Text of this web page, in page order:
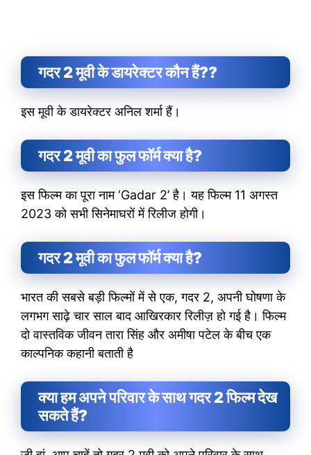
गदर 2 मूवी के डायरेक्टर कौन हैं??
इस मूवी के डायरेक्टर अनिल शर्मा हैं।
गदर 2 मूवी का फुल फॉर्म क्या है?
इस फिल्म का पूरा नाम ‘Gadar 2’ है। यह फिल्म 11 अगस्त
2023 को सभी सिनेमाघरों में रिलीज होगी।
गदर 2 मूवी का फुल फॉर्म क्या है?
भारत की सबसे बड़ी फिल्मों में से एक, गदर 2, अपनी घोषणा के
लगभग साढ़े चार साल बाद आखिरकार रिलीज़ हो गई है। फिल्म
दो वास्तविक जीवन तारा सिंह और अमीषा पटेल के बीच एक
काल्पनिक कहानी बताती है
क्या हम अपने परिवार के साथ गदर 2 फिल्म देख
सकते हैं?